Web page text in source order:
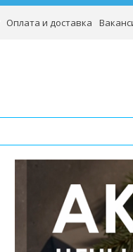
Оплата и доставка